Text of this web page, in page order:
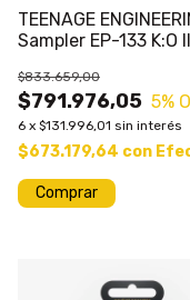
TEENAGE
Sampler EP-133 K:O II
$791.976,05
$833.659,00
5%
6 x $131.996,01 sin interés
$673.179,64 con